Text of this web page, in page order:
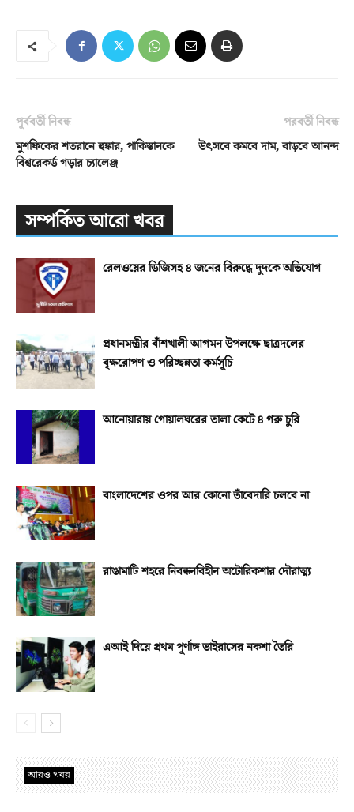
পূর্ববর্তী নিবন্ধ
মুশফিকের শতরানে হুঙ্কার, পাকিস্তানকে
বিশ্বরেকর্ড গড়ার চ্যালেঞ্জ
পরবর্তী নিবন্ধ
উৎসবে কমবে দাম, বাড়বে আনন্দ
সম্পর্কিত আরো খবর
রেলওয়ের ডিজিসহ ৪ জনের বিরুদ্ধে দুদকে অভিযোগ
প্রধানমন্ত্রীর বাঁশখালী আগমন উপলক্ষে ছাত্রদলের
বৃক্ষরোপণ ও পরিচ্ছন্নতা কর্মসূচি
আনোয়ারায় গোয়ালঘরের তালা কেটে ৪ গরু চুরি
বাংলাদেশের ওপর আর কোনো তাঁবেদারি চলবে না
রাঙামাটি শহরে নিবন্ধনবিহীন অটোরিকশার দৌরাত্ম্য
এআই দিয়ে প্রথম পূর্ণাঙ্গ ভাইরাসের নকশা তৈরি
আরও খবর